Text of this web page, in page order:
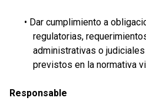
• Dar cumplimiento a
regulatorias,
administrativas o
previstos en la normativa
Responsable